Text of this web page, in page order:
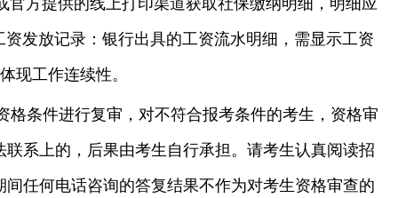
方提供的线上打印渠道获取社保缴纳明细，明细应
发放记录：银行出具的工资流水明细，需显示工资
现工作连续性。
条件进行复审，对不符合报考条件的考生，资格审
系上的，后果由考生自行承担。请考生认真阅读招
任何电话咨询的答复结果不作为对考生资格审查的